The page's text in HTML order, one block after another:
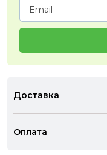
Доставка
Оплата